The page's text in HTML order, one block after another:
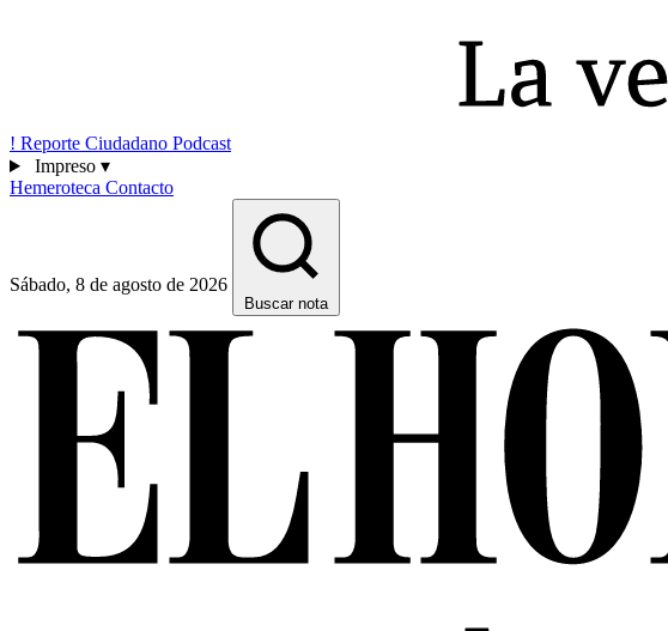
! Reporte Ciudadano Podcast
Impreso ▾
Hemeroteca Contacto
Sábado, 8 de agosto de 2026
Buscar nota